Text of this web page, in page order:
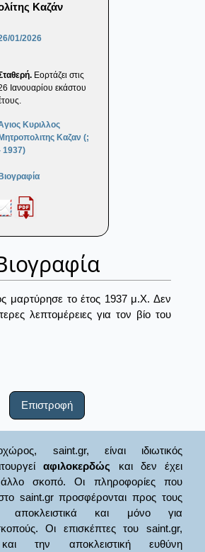
Καζάν
01/2026
Εορτάζει στις
Ιανουαρίου εκάστου
Κυριλλος
Μητροπολιτης Καζαν (;
1937)
Βιογραφία
μαρτύρησε το έτος 1937 μ.Χ. Δεν
λεπτομέρειες για τον βίο του
Επιστροφή
saint.gr, είναι ιδιωτικός
αφιλοκερδώς και δεν έχει
σκοπό. Οι πληροφορίες που
saint.gr προσφέρονται προς τους
αποκλειστικά και μόνο για
Οι επισκέπτες του saint.gr,
την αποκλειστική ευθύνη